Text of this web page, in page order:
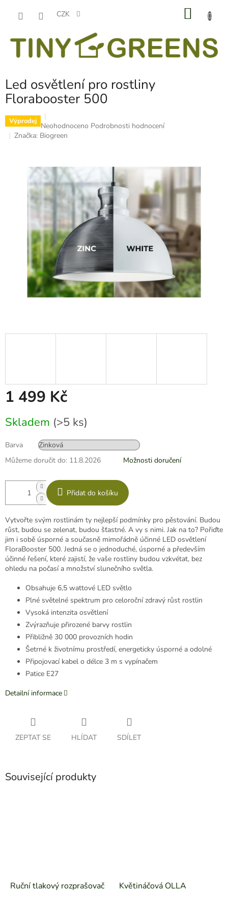
CZK
Led osvětlení pro rostliny
Florabooster 500
Výprodej Průměrné
hodnocení
5
hvězdiček.
Neohodnoceno Podrobnosti hodnocení
Značka: Biogreen
1 499 Kč
cena:
Skladem (>5 ks)
Barva
Můžeme doručit do: 11.8.2026 Možnosti doručení
Přidat do košíku
Vytvořte svým rostlinám ty nejlepší podmínky pro pěstování. Budou
růst, budou se zelenat, budou šťastné. A vy s nimi. Jak na to? Pořiďte
jim i sobě úsporné a současně mimořádně účinné LED osvětlení
FloraBooster 500. Jedná se o jednoduché, úsporné a především
účinné řešení, které zajistí, že vaše rostliny budou vzkvétat, bez
ohledu na počasí a množství slunečního světla.
Obsahuje 6,5 wattové LED světlo
Plné světelné spektrum pro celoroční zdravý růst rostlin
Vysoká intenzita osvětlení
Zvýrazňuje přirozené barvy rostlin
Přibližně 30 000 provozních hodin
Šetrné k životnímu prostředí, energeticky úsporné a odolné
Připojovací kabel o délce 3 m s vypínačem
Patice E27
Detailní informace
ZEPTAT SE HLÍDAT SDÍLET
Související produkty
Ruční tlakový rozprašovač Květináčová OLLA